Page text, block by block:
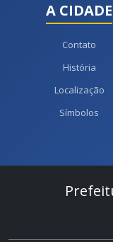
A CIDADE
Contato
História
Localização
Símbolos